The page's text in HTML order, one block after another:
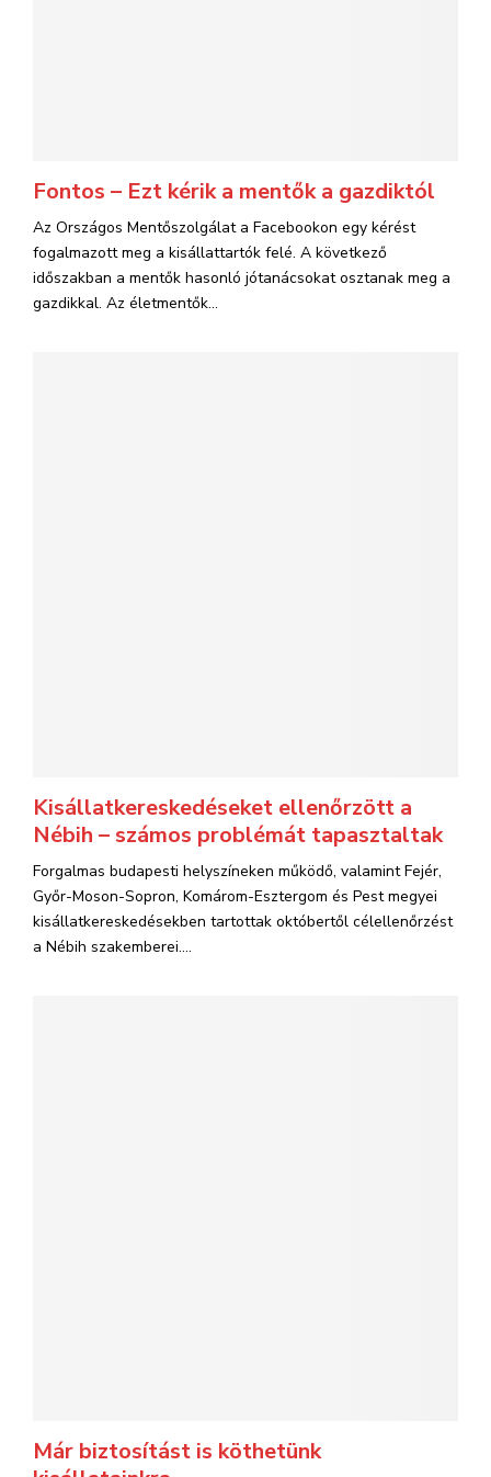
Fontos – Ezt kérik a mentők a gazdiktól
Az Országos Mentőszolgálat a Facebookon egy kérést
fogalmazott meg a kisállattartók felé. A következő
időszakban a mentők hasonló jótanácsokat osztanak meg a
gazdikkal. Az életmentők...
Kisállatkereskedéseket ellenőrzött a
Nébih – számos problémát tapasztaltak
Forgalmas budapesti helyszíneken működő, valamint Fejér,
Győr-Moson-Sopron, Komárom-Esztergom és Pest megyei
kisállatkereskedésekben tartottak októbertől célellenőrzést
a Nébih szakemberei....
Már biztosítást is köthetünk